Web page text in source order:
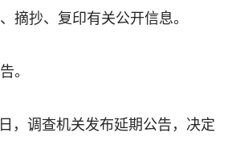
摘抄、复印有关公开信息。
。
，调查机关发布延期公告，决定